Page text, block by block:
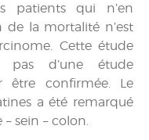
patients qui n’en
de la mortalité n’est
Cette étude
pas d’une étude
être confirmée. Le
a été remarqué
sein – colon.